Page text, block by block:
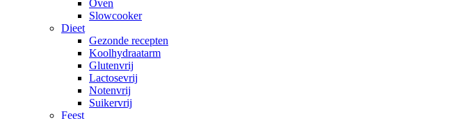
Oven
Slowcooker
Dieet
Gezonde recepten
Koolhydraatarm
Glutenvrij
Lactosevrij
Notenvrij
Suikervrij
Feest